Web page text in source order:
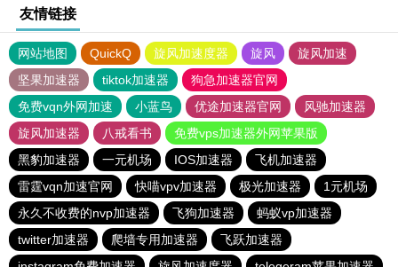
友情链接
网站地图 QuickQ 旋风加速度器 旋风
旋风加速
坚果加速器
tiktok加速器
狗急加速器官网
免费vqn外网加速
小蓝鸟 优途加速器官网
风驰加速器
旋风加速器
八戒看书
免费vps加速器外网苹果版
黑豹加速器
一元机场 IOS加速器
飞机加速器
雷霆vqn加速官网
快喵vpv加速器 极光加速器
1元机场
永久不收费的nvp加速器
飞狗加速器
蚂蚁vp加速器
twitter加速器
爬墙专用加速器
飞跃加速器